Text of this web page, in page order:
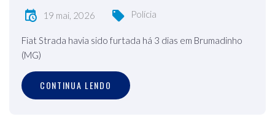
19 mai, 2026 Polícia
Fiat Strada havia sido furtada há 3 dias em Brumadinho
(MG)
CONTINUA LENDO